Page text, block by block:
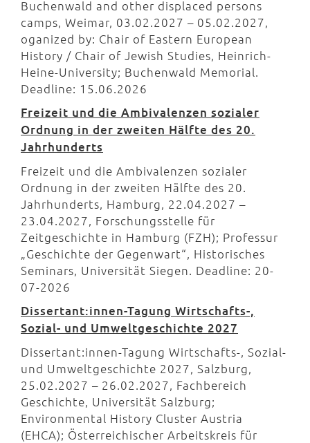
Buchenwald and other displaced persons
camps, Weimar, 03.02.2027 – 05.02.2027,
oganized by: Chair of Eastern European
History / Chair of Jewish Studies, Heinrich-
Heine-University; Buchenwald Memorial.
Deadline: 15.06.2026
Freizeit und die Ambivalenzen sozialer
Ordnung in der zweiten Hälfte des 20.
Jahrhunderts
Freizeit und die Ambivalenzen sozialer
Ordnung in der zweiten Hälfte des 20.
Jahrhunderts, Hamburg, 22.04.2027 –
23.04.2027, Forschungsstelle für
Zeitgeschichte in Hamburg (FZH); Professur
„Geschichte der Gegenwart“, Historisches
Seminars, Universität Siegen. Deadline: 20-
07-2026
Dissertant:innen-Tagung Wirtschafts-,
Sozial- und Umweltgeschichte 2027
Dissertant:innen-Tagung Wirtschafts-, Sozial-
und Umweltgeschichte 2027, Salzburg,
25.02.2027 – 26.02.2027, Fachbereich
Geschichte, Universität Salzburg;
Environmental History Cluster Austria
(EHCA); Österreichischer Arbeitskreis für